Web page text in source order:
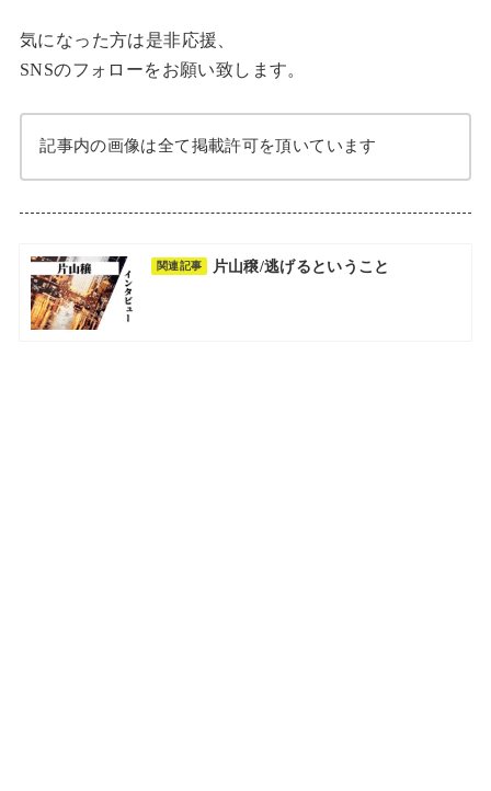
気になった方は是非応援、
SNSのフォローをお願い致します。
記事内の画像は全て掲載許可を頂いています
関連記事 片山穣/逃げるということ